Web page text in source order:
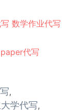
数学作业代写
paper代写
,
学代写,